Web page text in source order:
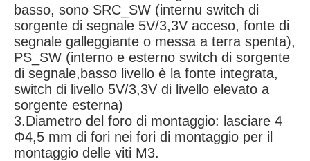
basso, sono SRC_SW (internu switch di
sorgente di segnale 5V/3,3V acceso, fonte di
segnale galleggiante o messa a terra spenta),
PS_SW (interno e esterno switch di sorgente
di segnale,basso livello è la fonte integrata,
switch di livello 5V/3,3V di livello elevato a
sorgente esterna)
3.Diametro del foro di montaggio: lasciare 4
Φ4,5 mm di fori nei fori di montaggio per il
montaggio delle viti M3.